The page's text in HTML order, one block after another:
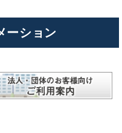
ーション